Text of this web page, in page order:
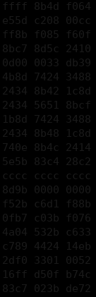
0d00 0033
4b8d 7424
2434 8b42
2434 5651
1b8d 7424
2434 8b48
740e 8b4c
5e5b 83c4
cccc
8d9b 0000
f52b
0fb7
4a04 532b
c789 4424
2df0 3301
16ff d50f
83c7
c35d 5b5f
cccc
10c7 4424
ffff 8b44